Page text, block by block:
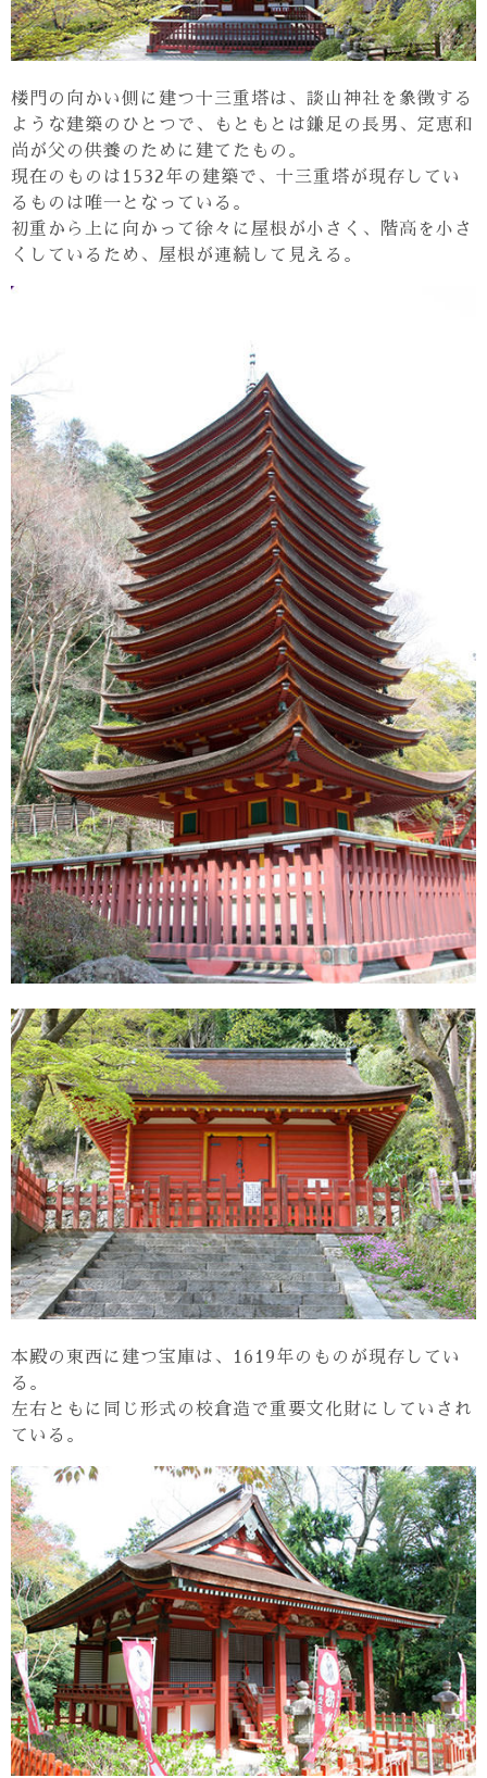
楼門の向かい側に建つ十三重塔は、談山神社を象徴する
ような建築のひとつで、もともとは鎌足の長男、定恵和
尚が父の供養のために建てたもの。
現在のものは1532年の建築で、十三重塔が現存してい
るものは唯一となっている。
初重から上に向かって徐々に屋根が小さく、階高を小さ
くしているため、屋根が連続して見える。
本殿の東西に建つ宝庫は、1619年のものが現存してい
る。
左右ともに同じ形式の校倉造で重要文化財にしていされ
ている。